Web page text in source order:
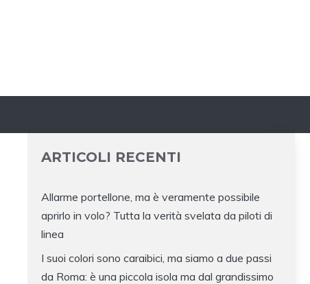
ARTICOLI RECENTI
Allarme portellone, ma è veramente possibile
aprirlo in volo? Tutta la verità svelata da piloti di
linea
I suoi colori sono caraibici, ma siamo a due passi
da Roma: è una piccola isola ma dal grandissimo